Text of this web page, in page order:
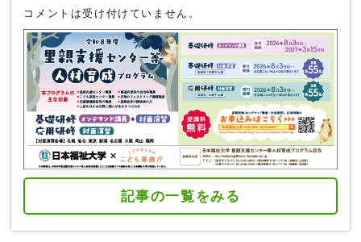
コメントは受け付けていません。
記事の一覧をみる